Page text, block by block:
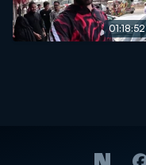
01:18:52